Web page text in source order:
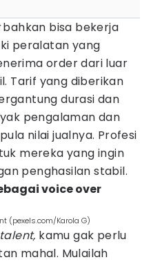
bahkan bisa bekerja
peralatan yang
order dari luar
Tarif yang diberikan
durasi dan
pengalaman dan
nilai jualnya. Profesi
mereka yang ingin
penghasilan stabil.
voice over
(pexels.com/Karola G)
kamu gak perlu
mahal. Mulailah